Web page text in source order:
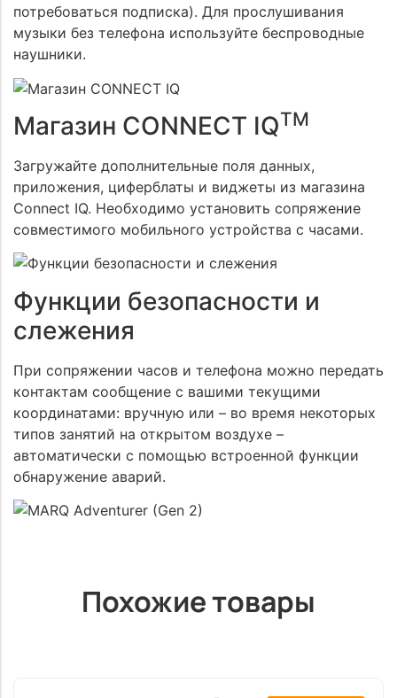
потребоваться подписка). Для прослушивания
музыки без телефона используйте беспроводные
наушники.
Магазин CONNECT IQTM
Загружайте дополнительные поля данных,
приложения, циферблаты и виджеты из магазина
Connect IQ. Необходимо установить сопряжение
совместимого мобильного устройства с часами.
Функции безопасности и
слежения
При сопряжении часов и телефона можно передать
контактам сообщение с вашими текущими
координатами: вручную или – во время некоторых
типов занятий на открытом воздухе –
автоматически с помощью встроенной функции
обнаружение аварий.
Похожие товары